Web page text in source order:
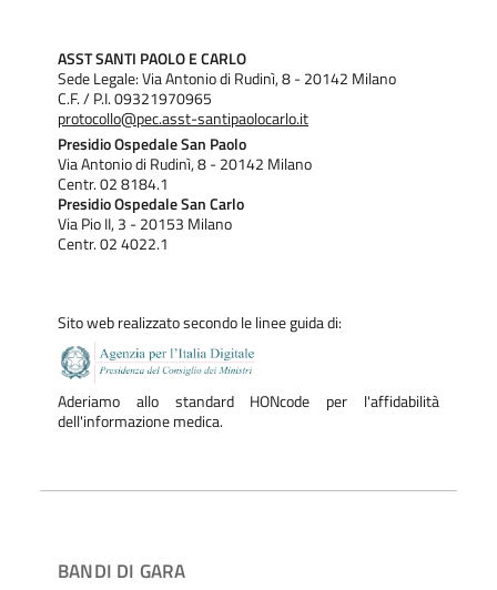
ASST SANTI PAOLO E CARLO
Sede Legale: Via Antonio di Rudinì, 8 - 20142 Milano
C.F. / P.I. 09321970965
protocollo@pec.asst-santipaolocarlo.it
Presidio Ospedale San Paolo
Via Antonio di Rudinì, 8 - 20142 Milano
Centr. 02 8184.1
Presidio Ospedale San Carlo
Via Pio II, 3 - 20153 Milano
Centr. 02 4022.1
Sito web realizzato secondo le linee guida di:
Aderiamo allo standard HONcode per l'affidabilità
dell'informazione medica.
BANDI DI GARA